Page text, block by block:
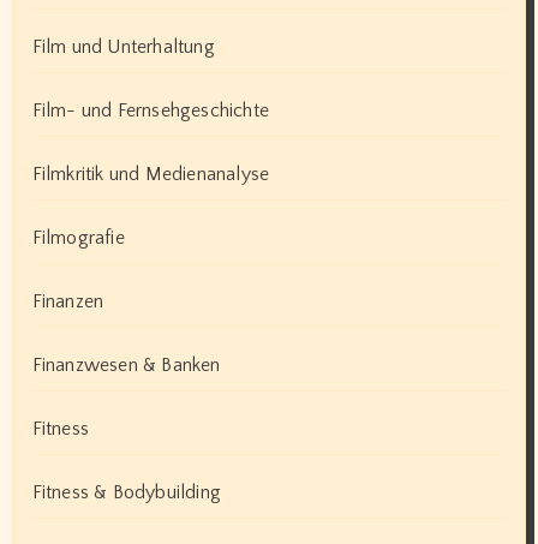
Film und Unterhaltung
Film- und Fernsehgeschichte
Filmkritik und Medienanalyse
Filmografie
Finanzen
Finanzwesen & Banken
Fitness
Fitness & Bodybuilding